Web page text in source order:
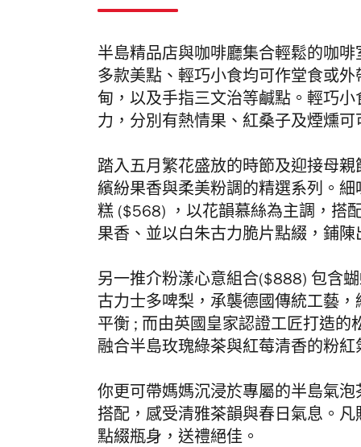
半島精品店與咖啡廳集合輕鬆的咖
多款美點、輕巧小食均可作堂食或
甸，以及手指三文治等鹹點。輕巧
力，分別有熱情果、紅桑子及煙燻
踏入五月繁花盛放的時節及迎接母
繽紛果香與柔美粉調的精選系列。
糕 ($568) ，以花韻慕絲為主調，搭
果香、並以白朱古力脆片 點綴 ，鋪
另一推介粉漾心意組合($888) 包含
古力士多啤梨，承襲德國傳統工藝
平衡 ; 而由英國皇家認證工匠打造
融合半島玫瑰綠茶與紅莓清香的粉
你更可帶媽媽沉浸於專屬的半島氣
搭配，感受清雅茶韻與春日氣息。
點綴瓶身，送禮絕佳。